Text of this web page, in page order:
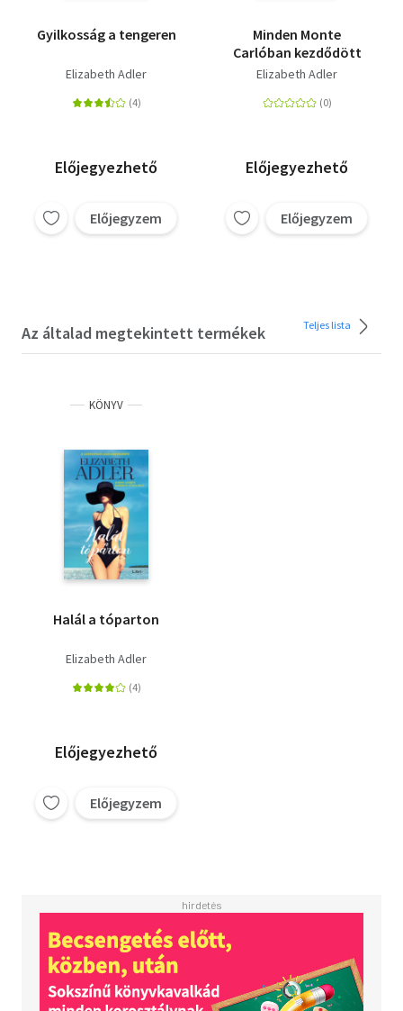
Gyilkosság a tengeren
Elizabeth Adler
Előjegyezhető
Előjegyzem
Minden Monte
Carlóban kezdődött
Elizabeth Adler
Előjegyezhető
Előjegyzem
Az általad megtekintett termékek Teljes lista
KÖNYV
Halál a tóparton
Elizabeth Adler
Előjegyezhető
Előjegyzem